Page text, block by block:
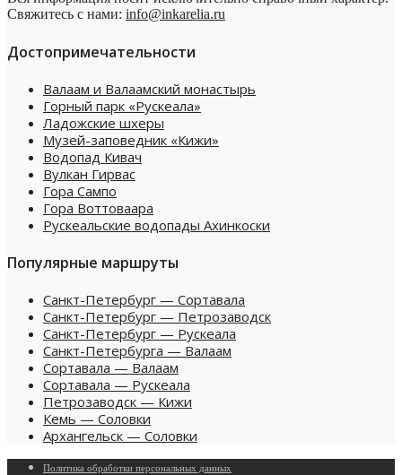
Свяжитесь с нами: info@inkarelia.ru
Достопримечательности
Валаам и Валаамский монастырь
Горный парк «Рускеала»
Ладожские шхеры
Музей-заповедник «Кижи»
Водопад Кивач
Вулкан Гирвас
Гора Сампо
Гора Воттоваара
Рускеальские водопады Ахинкоски
Популярные маршруты
Санкт-Петербург — Сортавала
Санкт-Петербург — Петрозаводск
Санкт-Петербург — Рускеала
Санкт-Петербурга — Валаам
Сортавала — Валаам
Сортавала — Рускеала
Петрозаводск — Кижи
Кемь — Соловки
Архангельск — Соловки
Политика обработки персональных данных